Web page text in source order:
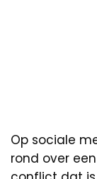
Op sociale
rond over